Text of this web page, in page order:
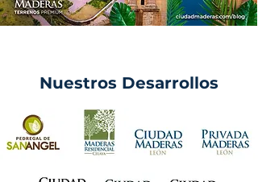
Nuestros Desarrollos